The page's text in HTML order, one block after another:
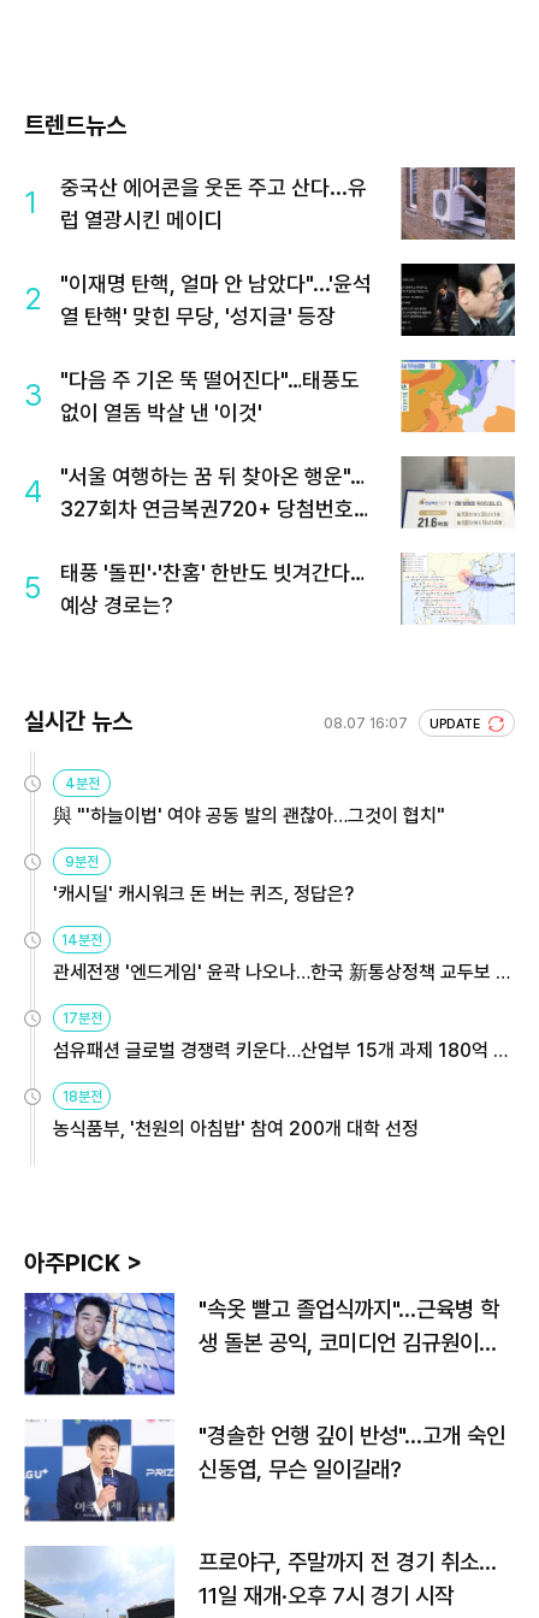
트렌드뉴스
1
중국산 에어콘을 웃돈 주고 산다...유
럽 열광시킨 메이디
2
"이재명 탄핵, 얼마 안 남았다"...'윤석
열 탄핵' 맞힌 무당, '성지글' 등장
3
"다음 주 기온 뚝 떨어진다"…태풍도
없이 열돔 박살 낸 '이것'
4
"서울 여행하는 꿈 뒤 찾아온 행운"…
327회차 연금복권720+ 당첨번호조
5
태풍 '돌핀'·'찬홈' 한반도 빗겨간다…
예상 경로는?
실시간 뉴스 08.07 16:07 UPDATE
4분전
與 "'하늘이법' 여야 공동 발의 괜찮아…그것이 협치"
9분전
'캐시딜' 캐시워크 돈 버는 퀴즈, 정답은?
14분전
관세전쟁 '엔드게임' 윤곽 나오나…한국 新통상정책 교두보 활
17분전
섬유패션 글로벌 경쟁력 키운다…산업부 15개 과제 180억 지
18분전
농식품부, '천원의 아침밥' 참여 200개 대학 선정
아주PICK >
"속옷 빨고 졸업식까지"…근육병 학
생 돌본 공익, 코미디언 김규원이었
"경솔한 언행 깊이 반성"…고개 숙인
신동엽, 무슨 일이길래?
프로야구, 주말까지 전 경기 취소…
11일 재개·오후 7시 경기 시작